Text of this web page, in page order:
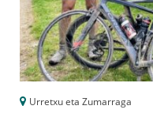
Urretxu eta Zumarraga